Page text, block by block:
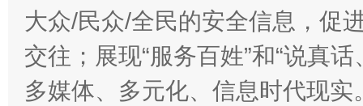
大众/民众/全民的安全信息，促
交往；展现“服务百姓”和“说真
多媒体、多元化、信息时代现实